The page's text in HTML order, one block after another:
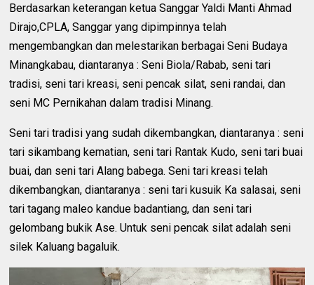
Berdasarkan keterangan ketua Sanggar Yaldi Manti Ahmad
Dirajo,CPLA, Sanggar yang dipimpinnya telah
mengembangkan dan melestarikan berbagai Seni Budaya
Minangkabau, diantaranya : Seni Biola/Rabab, seni tari
tradisi, seni tari kreasi, seni pencak silat, seni randai, dan
seni MC Pernikahan dalam tradisi Minang.
Seni tari tradisi yang sudah dikembangkan, diantaranya : seni
tari sikambang kematian, seni tari Rantak Kudo, seni tari buai
buai, dan seni tari Alang babega. Seni tari kreasi telah
dikembangkan, diantaranya : seni tari kusuik Ka salasai, seni
tari tagang maleo kandue badantiang, dan seni tari
gelombang bukik Ase. Untuk seni pencak silat adalah seni
silek Kaluang bagaluik.